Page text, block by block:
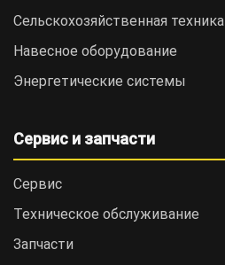
Сельскохозяйственная техника
Навесное оборудование
Энергетические системы
Сервис и запчасти
Сервис
Техническое обслуживание
Запчасти